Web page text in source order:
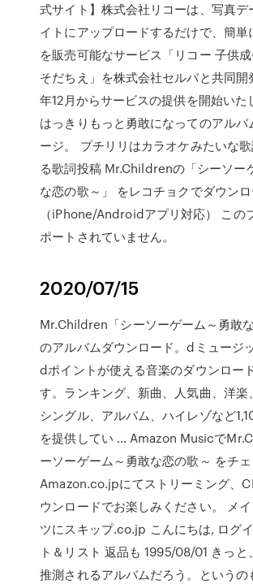
式サイト】株式会社リコーは、写真デ
イトにアップロードするだけで、簡単
を販売可能なサービス「リコー 子供
そだちえ」を株式会社セルバと共同開
年12月からサービスの提供を開始いた
はっきりもっと勇敢になってのアルバ
ージ。 プチリリはカラオケみたいな
る歌詞投稿 Mr.Childrenの「シーソー
な恋の歌～」 をレコチョクでダウンロ
（iPhone/Androidアプリ対応） この
ポートされていません。
2020/07/15
Mr.Children「シーソーゲーム～勇敢な
のアルバムダウンロード。dミュージ
dポイントが使える音楽のダウンロー
す。ランキング、新曲、人気曲、洋楽
シングル、アルバム、ハイレゾなど
を提供してい … Amazon Musicで
ーソーゲーム～勇敢な恋の歌～ をチェ
Amazon.co.jpにてストリーミング、
ウンロードでお楽しみください。 メ
ツにスキップ.co.jp こんにちは, ログ
ト＆リスト 返品も 1995/08/01 きっと
推測されるアルバムだろう。というの